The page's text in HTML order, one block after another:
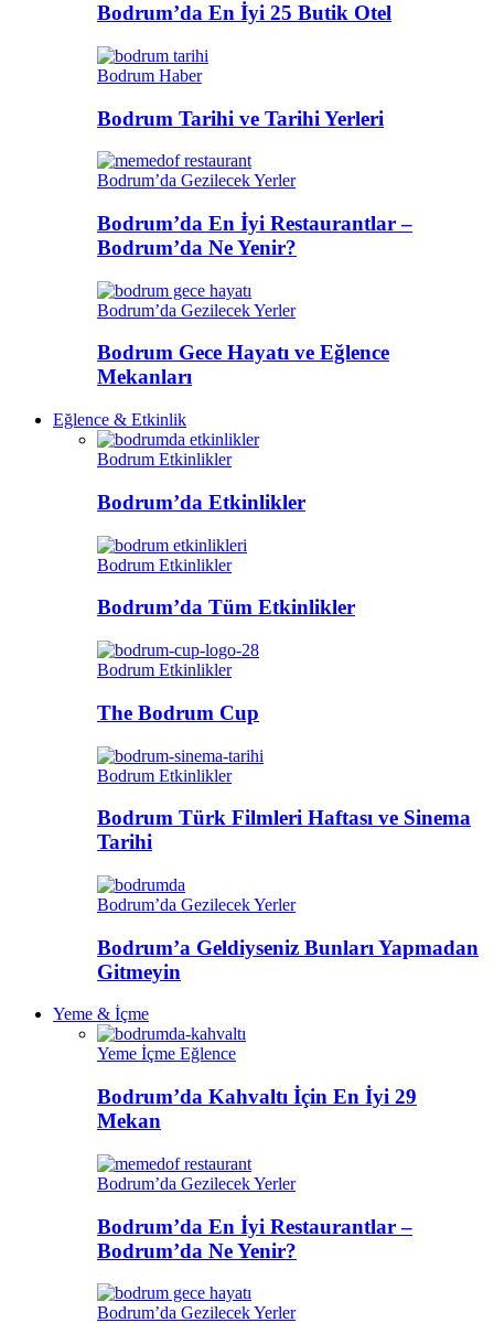
Bodrum’da En İyi 25 Butik Otel
Bodrum Haber
Bodrum Tarihi ve Tarihi Yerleri
Bodrum’da Gezilecek Yerler
Bodrum’da En İyi Restaurantlar –
Bodrum’da Ne Yenir?
Bodrum’da Gezilecek Yerler
Bodrum Gece Hayatı ve Eğlence
Mekanları
Eğlence & Etkinlik
Bodrum Etkinlikler
Bodrum’da Etkinlikler
Bodrum Etkinlikler
Bodrum’da Tüm Etkinlikler
Bodrum Etkinlikler
The Bodrum Cup
Bodrum Etkinlikler
Bodrum Türk Filmleri Haftası ve Sinema
Tarihi
Bodrum’da Gezilecek Yerler
Bodrum’a Geldiyseniz Bunları Yapmadan
Gitmeyin
Yeme & İçme
Yeme İçme Eğlence
Bodrum’da Kahvaltı İçin En İyi 29
Mekan
Bodrum’da Gezilecek Yerler
Bodrum’da En İyi Restaurantlar –
Bodrum’da Ne Yenir?
Bodrum’da Gezilecek Yerler